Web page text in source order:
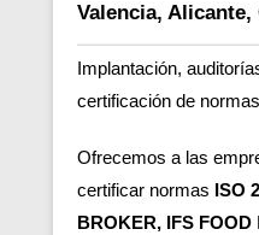
Valencia,
Implantación,
certificación de
Ofrecemos a las
certificar normas ISO
BROKER, IFS FOOD